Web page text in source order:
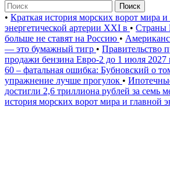
Поиск
• Краткая история морских ворот мира и
энергетической артерии XXI в • Страны
больше не ставят на Россию •
— это бумажный тигр • Правительство
продажи бензина Евро-2 до 1 июля 2027
60 – фатальная ошибка: Бубновский о
упражнение лучше прогулок •
достигли 2,6 триллиона рублей за семь
история морских ворот мира и главной